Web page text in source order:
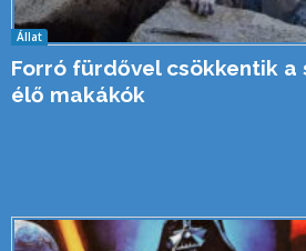
Állat
Forró fürdővel csökkentik a
élő makákók